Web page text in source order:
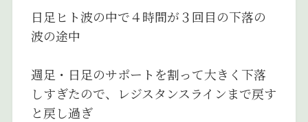
日足ヒト波の中で４時間が３回目の下落の
波の途中
週足・日足のサポートを割って大きく下落
しすぎたので、レジスタンスラインまで戻す
と戻し過ぎ